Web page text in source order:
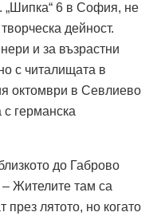
„Шипка“ 6 в София, не
дейност.
и за възрастни
с читалищата в
октомври в Севлиево
германска
до Габрово
Жителите там са
през лятото, но когато